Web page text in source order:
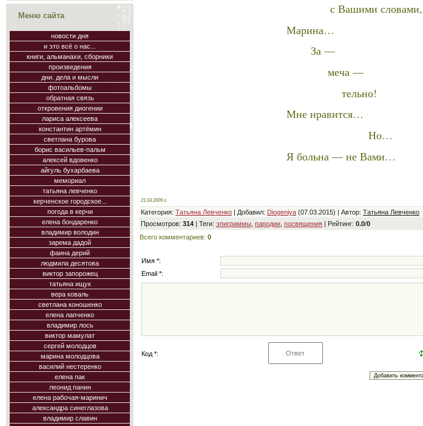
Меню сайта
новости дня
и это всё о нас...
книги, альманахи, сборники
произведения
дни. дела и мысли
фотоальбомы
обратная связь
откровения диогении
лариса алексеева
константин артёмин
светлана бурова
борис васильев-пальм
алексей вдовенко
айгуль бухарбаева
мемориал
татьяна левченко
керченское городское...
погода в керчи
елена бондаренко
владимир володин
зарема дадой
фаина дерий
людмила десятова
виктор запорожец
татьяна ищук
вера коваль
светлана коношенко
елена лапченко
владимир лось
виктор мамулат
сергей молодцов
марина молодцова
василий нестеренко
елена пак
леонид панин
елена рабочая-маринич
александра синеглазова
владимир славин
с Вашими словами,
Марина…
За —
меча —
тельно!
Мне нравится…
Но…
Я больна — не Вами…
21.03.2009 г.
Категория: Татьяна Левченко | Добавил: Diogeniya (07.03.2015) | Автор: Татьяна Левченко
Просмотров: 314 | Теги: эпиграммы пародии посвящения | Рейтинг: 0.0/0
Всего комментариев: 0
Имя *:
Email *:
Код *: